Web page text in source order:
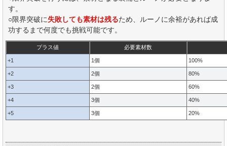
す。
○限界突破に失敗しても素材は残るため、ルーノに余裕があれば成
功するまで何度でも挑戦可能です。
プラス値 必要素材数
+1 1個 100%
+2 2個 80%
+3 2個 60%
+4 3個 40%
+5 3個 20%